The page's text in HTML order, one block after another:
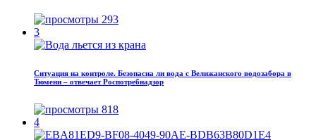
293
3
Ситуация на контроле. Безопасна ли вода с Велижанского водозабора в
Тюмени – отвечает Роспотребнадзор
818
4